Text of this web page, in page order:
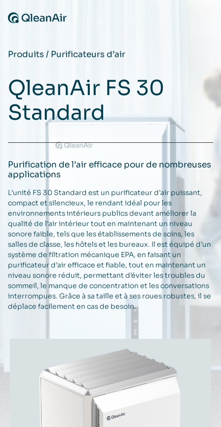
Produits/ Purificateurs d’air
QleanAir FS 30
Standard
Purification de l’air efficace pour de nombreuses
applications
L’unité FS 30 Standard est un purificateur d’air puissant,
compact et silencieux, le rendant idéal pour les
environnements intérieurs publics devant améliorer la
qualité de l’air intérieur tout en maintenant un niveau
sonore faible, tels que les établissements de soins, les
salles de classe, les hôtels et les bureaux. Il est équipé d’un
système de filtration mécanique EPA, en faisant un
purificateur d’air efficace et fiable, tout en maintenant un
niveau sonore réduit, permettant d’éviter les troubles du
sommeil, le manque de concentration et les conversations
interrompues. Grâce à sa taille et à ses roues robustes, il se
déplace facilement en cas de besoin.